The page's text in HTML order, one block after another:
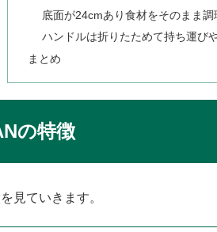
底面が24cmあり食材をそのまま調
ハンドルは折りたためて持ち運び
まとめ
の特徴
見ていきます。